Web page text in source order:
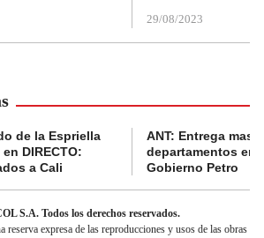
29/08/2023
de la Espriella
DIRECTO:
a Cali
ANT: Entrega
departamentos en
Gobierno Petro
S.A. Todos los derechos reservados.
expresa de las reproducciones y usos de las obras